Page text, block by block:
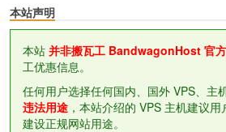
本站声明
本站 并非搬瓦工 BandwagonHost 官
工优惠信息。
任何用户选择任何国内、国外 VPS、主
违法用途 ，本站介绍的 VPS 主机建议用
建设正规网站用途。